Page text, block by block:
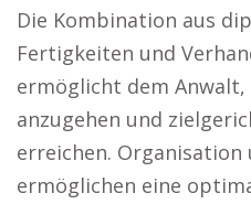
Die Kombination aus
Fertigkeiten und
ermöglicht dem
anzugehen und
erreichen.
ermöglichen eine